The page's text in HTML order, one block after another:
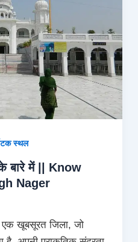
स्थल
के बारे में || Know
Nager
एक खूबसूरत जिला, जो